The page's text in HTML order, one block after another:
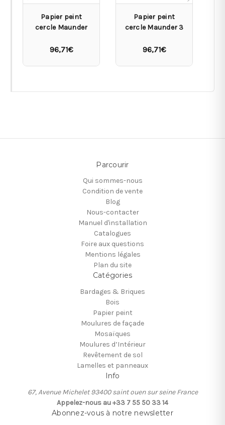
Papier peint
cercle Maunder
96,71€
Papier peint
cercle Maunder 3
96,71€
Parcourir
Qui sommes-nous
Condition de vente
Blog
Nous-contacter
Manuel d'installation
Catalogues
Foire aux questions
Mentions légales
Plan du site
Catégories
Bardages & Briques
Bois
Papier peint
Moulures de façade
Mosaïques
Moulures d’Intérieur
Revêtement de sol
Lamelles et panneaux
Info
67, Avenue Michelet 93400 saint ouen sur seine France
Appelez-nous au +33 7 55 50 33 14
Abonnez-vous à notre newsletter